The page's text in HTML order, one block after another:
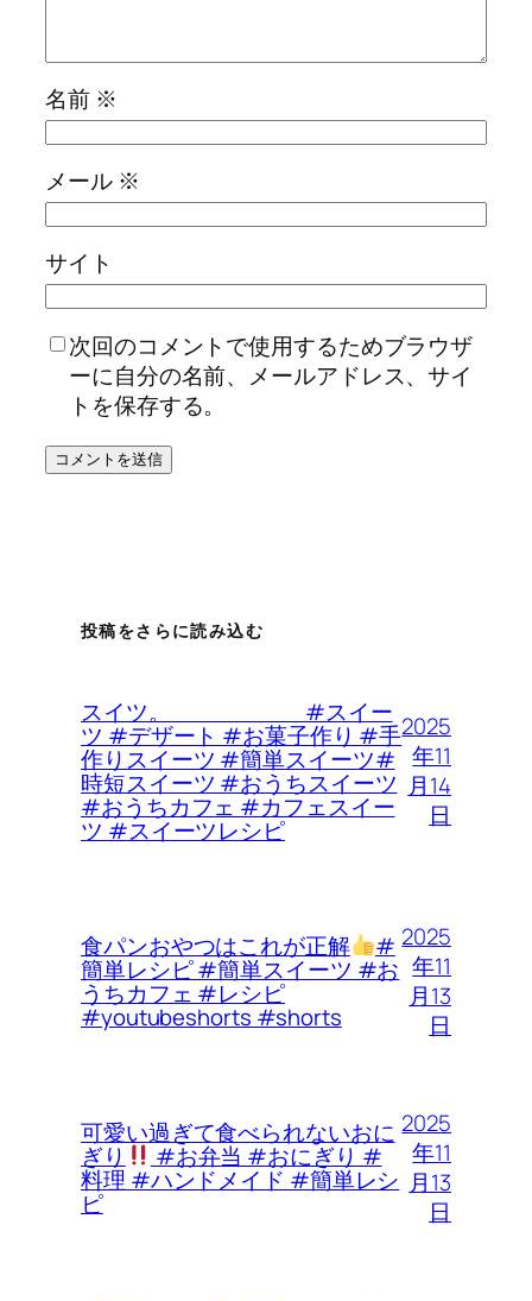
名前 ※
メール ※
サイト
次回のコメントで使用するためブラウザ
ーに自分の名前、メールアドレス、サイ
トを保存する。
投稿をさらに読み込む
スイツ。 #スイー
ツ #デザート #お菓子作り #手
作りスイーツ #簡単スイーツ#
時短スイーツ #おうちスイーツ
#おうちカフェ #カフェスイー
ツ #スイーツレシピ
2025
年11
月14
日
食パンおやつはこれが正解 #
簡単レシピ #簡単スイーツ #お
うちカフェ #レシピ
#youtubeshorts #shorts
2025
年11
月13
日
可愛い過ぎて食べられないおに
ぎり #お弁当 #おにぎり #
料理 #ハンドメイド #簡単レシ
ピ
2025
年11
月13
日